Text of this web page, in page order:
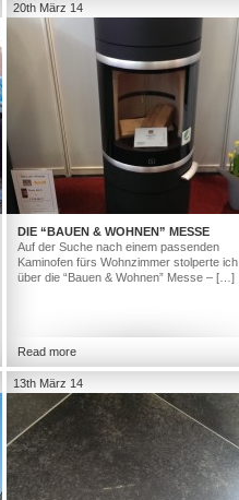
20th März 14
DIE “BAUEN & WOHNEN” MESSE
Auf der Suche nach einem passenden
Kaminofen fürs Wohnzimmer stolperte ich
über die “Bauen & Wohnen” Messe – […]
Read more
13th März 14